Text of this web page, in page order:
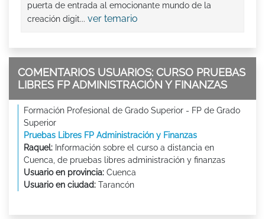
puerta de entrada al emocionante mundo de la
creación digit... ver temario
COMENTARIOS USUARIOS: CURSO PRUEBAS
LIBRES FP ADMINISTRACIÓN Y FINANZAS
Formación Profesional de Grado Superior - FP de Grado
Superior
Pruebas Libres FP Administración y Finanzas
Raquel: Información sobre el curso a distancia en
Cuenca, de pruebas libres administración y finanzas
Usuario en provincia: Cuenca
Usuario en ciudad: Tarancón